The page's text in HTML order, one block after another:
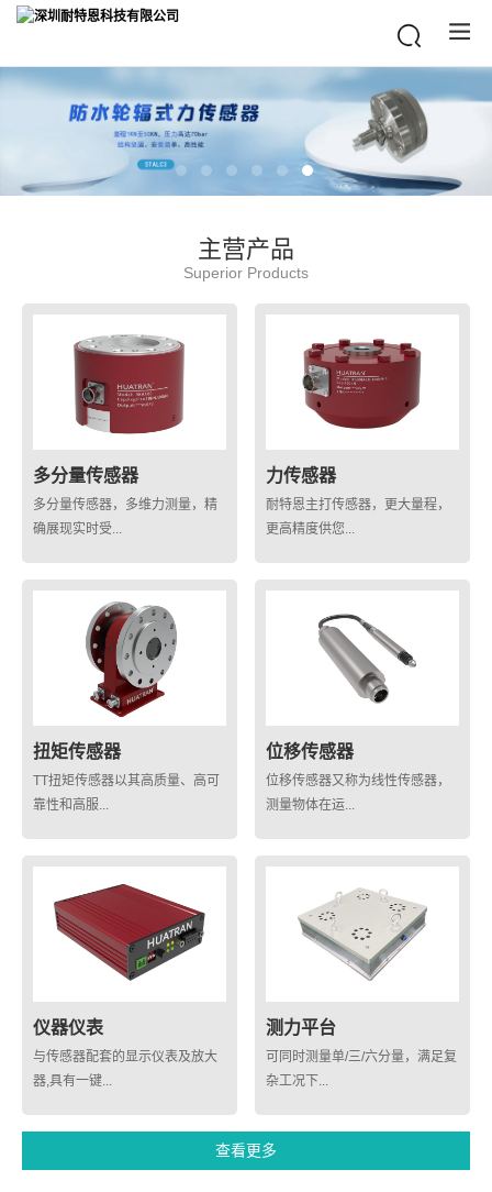
主营产品
Superior Products
多分量传感器
多分量传感器，多维力测量，精
确展现实时受...
力传感器
耐特恩主打传感器，更大量程，
更高精度供您...
扭矩传感器
TT扭矩传感器以其高质量、高可
靠性和高服...
位移传感器
位移传感器又称为线性传感器，
测量物体在运...
仪器仪表
与传感器配套的显示仪表及放大
器,具有一键...
测力平台
可同时测量单/三/六分量，满足复
杂工况下...
查看更多